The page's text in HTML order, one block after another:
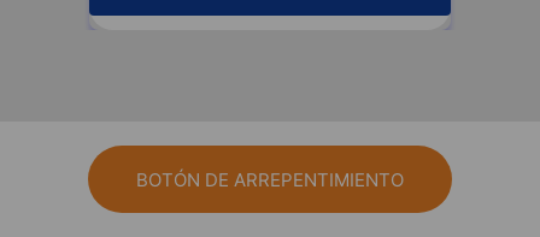
BOTÓN DE ARREPENTIMIENTO